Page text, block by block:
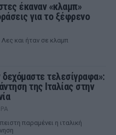
έκαναν «κλαμπ»
για το ξέφρενο
και ήταν σε κλαμπ
τελεσίγραφα»:
της Ιταλίας στην
παραμένει η ιταλική